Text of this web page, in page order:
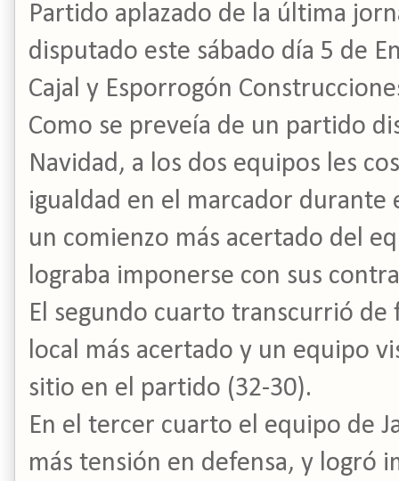
Partido aplazado de la última
disputado este sábado día 5 de
Cajal y Esporrogón
Como se preveía de un partido
Navidad, a los dos equipos les
igualdad en el marcador
un comienzo más acertado del
lograba imponerse con sus
El segundo cuarto transcurrió
local más acertado y un equipo
sitio en el partido (32-30).
En el tercer cuarto el equipo de
más tensión en defensa, y logró